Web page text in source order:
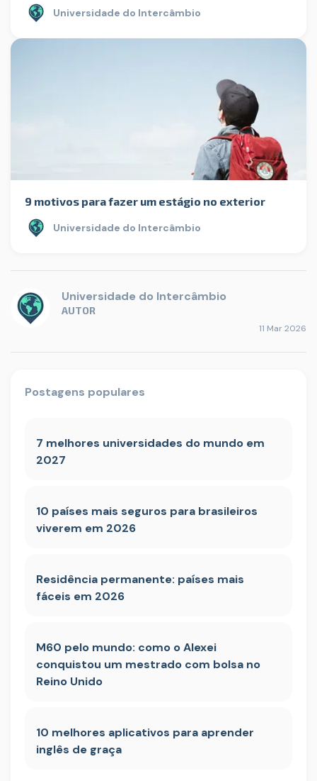
Universidade do Intercâmbio
9 motivos para fazer um estágio no exterior
Universidade do Intercâmbio
Universidade do Intercâmbio
AUTOR
11 Mar 2026
Postagens populares
7 melhores universidades do mundo em
2027
10 países mais seguros para brasileiros
viverem em 2026
Residência permanente: países mais
fáceis em 2026
M60 pelo mundo: como o Alexei
conquistou um mestrado com bolsa no
Reino Unido
10 melhores aplicativos para aprender
inglês de graça